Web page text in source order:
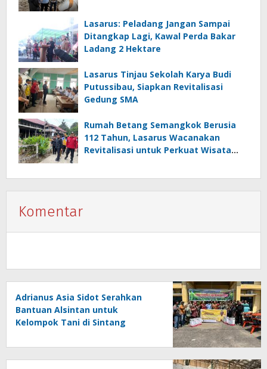
Lasarus: Peladang Jangan Sampai
Ditangkap Lagi, Kawal Perda Bakar
Ladang 2 Hektare
Lasarus Tinjau Sekolah Karya Budi
Putussibau, Siapkan Revitalisasi
Gedung SMA
Rumah Betang Semangkok Berusia
112 Tahun, Lasarus Wacanakan
Revitalisasi untuk Perkuat Wisata
Komentar
Adrianus Asia Sidot Serahkan
Bantuan Alsintan untuk
Kelompok Tani di Sintang